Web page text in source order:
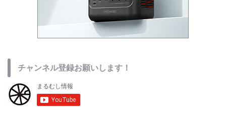
チャンネル登録お願いします！